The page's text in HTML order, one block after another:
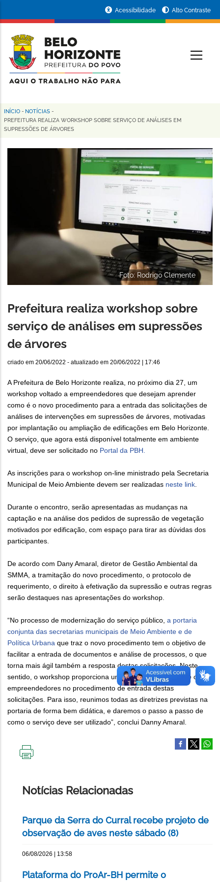
conteúdo
principal
da
Prefeitura
de
Horizonte
Acessibilidade Alto Contraste
Trilha
de
navegação
INÍCIO - NOTÍCIAS -
PREFEITURA REALIZA WORKSHOP SOBRE SERVIÇO DE ANÁLISES EM
SUPRESSÕES DE ÁRVORES
Foto: Rodrigo Clemente
Prefeitura realiza workshop sobre
serviço de análises em supressões
de árvores
criado em 20/06/2022 - atualizado em 20/06/2022 | 17:46
A Prefeitura de Belo Horizonte realiza, no próximo dia 27, um
workshop voltado a empreendedores que desejam aprender
como é o novo procedimento para a entrada das solicitações de
análises de intervenções em supressões de árvores, motivadas
por implantação ou ampliação de edificações em Belo Horizonte.
O serviço, que agora está disponível totalmente em ambiente
virtual, deve ser solicitado no Portal da PBH.
As inscrições para o workshop on-line ministrado pela Secretaria
Municipal de Meio Ambiente devem ser realizadas neste link.
Durante o encontro, serão apresentadas as mudanças na
captação e na análise dos pedidos de supressão de vegetação
motivados por edificação, com espaço para tirar as dúvidas dos
participantes.
De acordo com Dany Amaral, diretor de Gestão Ambiental da
SMMA, a tramitação do novo procedimento, o protocolo de
requerimento, o direito à efetivação da supressão e outras regras
serão destaques nas apresentações do workshop.
“No processo de modernização do serviço público, a portaria
conjunta das secretarias municipais de Meio Ambiente e de
Política Urbana que traz o novo procedimento tem o objetivo de
facilitar a entrada de documentos e análise de processos, o que
torna mais ágil também a resposta destas solicitações. Neste
sentido, o workshop proporciona uma formação que auxilie os
empreendedores no procedimento de entrada destas
solicitações. Para isso, reunimos todas as diretrizes previstas na
portaria de forma bem didática, e daremos o passo a passo de
como o serviço deve ser utilizado”, conclui Danny Amaral.
Notícias Relacionadas
Parque da Serra do Curral recebe projeto de
observação de aves neste sábado (8)
06/08/2026 | 13:58
Plataforma do ProAr-BH permite o